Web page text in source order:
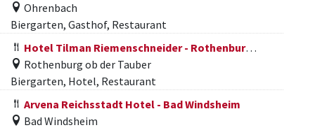
Ohrenbach
Biergarten, Gasthof, Restaurant
Hotel Tilman Riemenschneider - Rothenburg ob der Tauber
Rothenburg ob der Tauber
Biergarten, Hotel, Restaurant
Arvena Reichsstadt Hotel - Bad Windsheim
Bad Windsheim